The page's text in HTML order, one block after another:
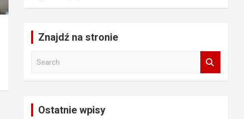
Znajdź na stronie
Ostatnie wpisy